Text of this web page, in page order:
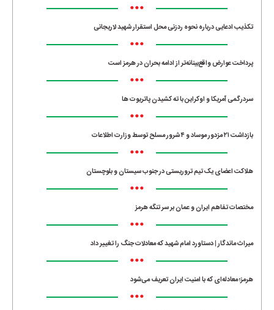
•••
تکذیب ادعایی درباره نحوه ردزنی محل استقرار شهید لاریجانی
•••
پرداخت عوارض واقع‌بینانه‌تر از ادامه بحران در هرمز است
•••
سردرگمی آمریکا و اوکراین با ته کشیدن پاتریوت ها
•••
بازداشت ۲۱ مزدور موساد و ۴ شرور مسلح توسط وزارت اطلاعات
•••
هلاکت اعضای یک تیم تروریستی در جنوب سیستان و بلوچستان
•••
مختصات تفاهم ایران و عمان بر سر تنگه هرمز
•••
میراث ماندگار | دستاورد امام شهید که معادلات جنگ را تغییر داد
•••
هرمز؛ معادله‌ای که با امنیت ایران تعریف می‌شود
•••